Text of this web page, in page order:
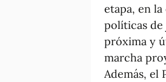
etapa, en
políticas
próxima y
marcha
Además, el